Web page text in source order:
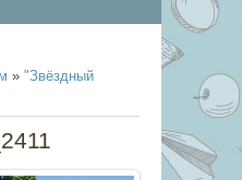
» "Звёздный